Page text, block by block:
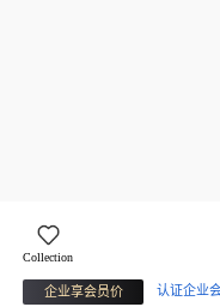
Collection
企业享会员价 认证企业